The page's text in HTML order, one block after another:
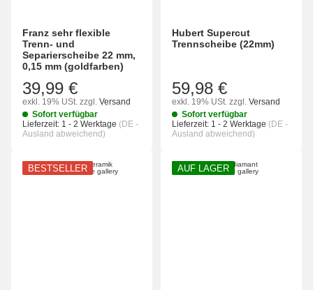
Franz sehr flexible
Trenn- und
Separierscheibe 22 mm,
0,15 mm (goldfarben)
39,99 €
exkl. 19% USt. zzgl. Versand
Sofort verfügbar
Lieferzeit: 1 - 2 Werktage (DE -
Ausland abweichend)
Hubert Supercut
Trennscheibe (22mm)
59,98 €
exkl. 19% USt. zzgl. Versand
Sofort verfügbar
Lieferzeit: 1 - 2 Werktage (DE -
Ausland abweichend)
BESTSELLER AUF LAGER